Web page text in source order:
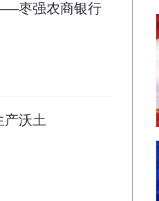
枣强农商银行
产沃土